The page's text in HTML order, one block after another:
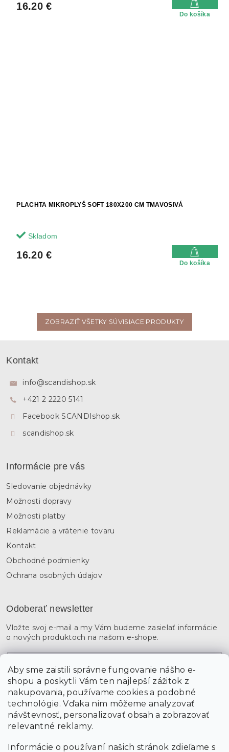
Aby sme zaistili správne fungovanie nášho e-
shopu a poskytli Vám ten najlepší zážitok z
nakupovania, používame cookies a podobné
technológie. Vďaka nim môžeme analyzovať
návštevnosť, personalizovať obsah a zobrazovať
relevantné reklamy.
Informácie o používaní našich stránok zdieľame s
16.20 €
Do košíka
PLACHTA MIKROPLYŠ SOFT 180X200 CM TMAVOSIVÁ
Skladom
16.20 €
Do košíka
ZOBRAZIŤ VŠETKY SÚVISIACE PRODUKTY
Kontakt
info@scandishop.sk
+421 2 2220 5141
Facebook SCANDIshop.sk
scandishop.sk
Informácie pre vás
Sledovanie objednávky
Možnosti dopravy
Možnosti platby
Reklamácie a vrátenie tovaru
Kontakt
Obchodné podmienky
Ochrana osobných údajov
Odoberať newsletter
Vložte svoj e-mail a my Vám budeme zasielať informácie
o nových produktoch na našom e-shope.
Vložením údajov súhlasíte s podmienkami ochrany
osobných údajov
PRIHLÁSIŤ SA